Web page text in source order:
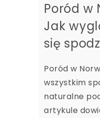
Poród w
Jak
się
Poród w
wszystkim
naturalne
artykule